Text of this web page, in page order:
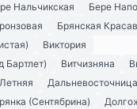
Нальчикская
Бере
Брянская
Виктория
Витчизняна
Дальневосточница
(Сентябрина)